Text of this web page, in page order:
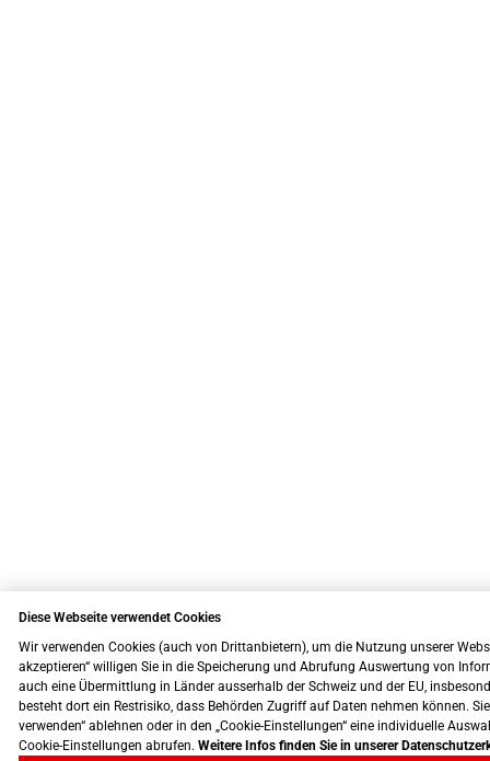
Diese Webseite verwendet Cookies
Wir verwenden Cookies (auch von Drittanbietern), um die Nutzung unserer
akzeptieren“ willigen Sie in die Speicherung und Abrufung Auswertung von
auch eine Übermittlung in Länder ausserhalb der Schweiz und der EU,
besteht dort ein Restrisiko, dass Behörden Zugriff auf Daten nehmen können.
verwenden“ ablehnen oder in den „Cookie-Einstellungen“ eine individuelle
Cookie-Einstellungen abrufen. Weitere Infos finden Sie in unserer